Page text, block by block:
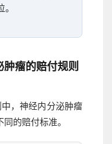
瘤的赔付规则
，神经内分泌肿瘤
的赔付标准。